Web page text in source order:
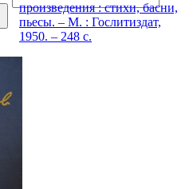
произведения : стихи, басни,
пьесы. – М. : Гослитиздат,
1950. – 248 с.